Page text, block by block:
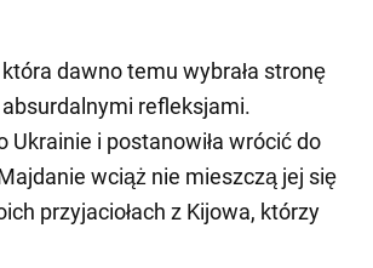
która dawno temu wybrała stronę
refleksjami.
Ukrainie i postanowiła wrócić do
wciąż nie mieszczą jej się
przyjaciołach z Kijowa, którzy